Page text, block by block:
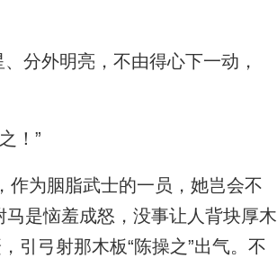
分外明亮，不由得心下一动，
！”
为胭脂武士的一员，她岂会不
是恼羞成怒，没事让人背块厚木
引弓射那木板“陈操之”出气。不